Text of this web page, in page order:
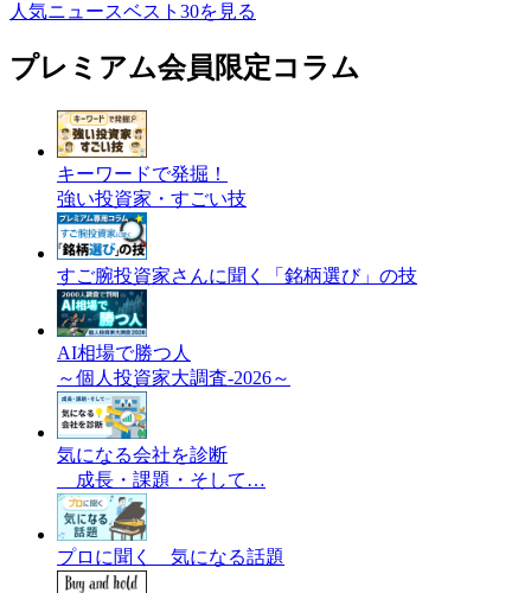
人気ニュースベスト30を見る
プレミアム会員限定コラム
キーワードで発掘！
強い投資家・すごい技
すご腕投資家さんに聞く「銘柄選び」の技
AI相場で勝つ人
～個人投資家大調査-2026～
気になる会社を診断
成長・課題・そして…
プロに聞く 気になる話題